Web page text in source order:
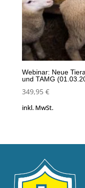
Webinar: Neue
und TAMG
349,95 €
inkl. MwSt.